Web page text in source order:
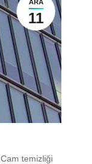
ARA
11
temizliği